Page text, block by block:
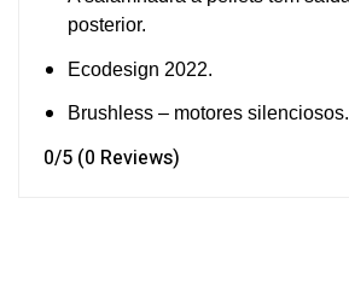
posterior.
Ecodesign 2022.
Brushless – motores silenciosos.
0/5 (0 Reviews)